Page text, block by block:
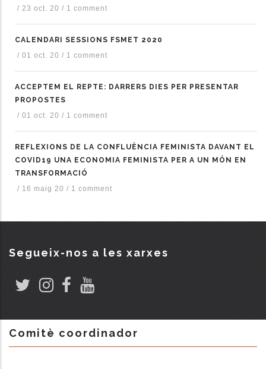
/ 23 oct. 20 / 1 comment
CALENDARI SESSIONS FSMET 2020
/ 01 oct. 20 / 1 comment
ACCEPTEM EL REPTE: DARRERS DIES PER PRESENTAR
PROPOSTES
/ 01 oct. 20 / 1 comment
REFLEXIONS DE LA CONFLUÈNCIA FEMINISTA DAVANT EL
COVID19 UNA ECONOMIA FEMINISTA PER A UN MÓN EN
TRANSFORMACIÓ
/ 16 maig 20 / 1 comment
Segueix-nos a les xarxes
Comitè coordinador